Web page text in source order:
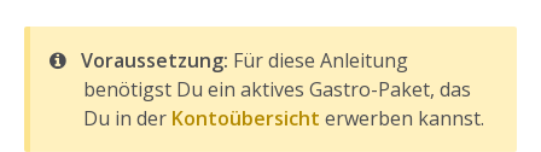
Voraussetzung: Für diese Anleitung
benötigst Du ein aktives Gastro-Paket, das
Du in der Kontoübersicht erwerben kannst.